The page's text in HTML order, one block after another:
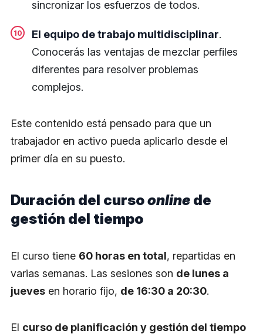
sincronizar los esfuerzos de todos.
El equipo de trabajo multidisciplinar.
Conocerás las ventajas de mezclar perfiles
diferentes para resolver problemas
complejos.
Este contenido está pensado para que un
trabajador en activo pueda aplicarlo desde el
primer día en su puesto.
Duración del cursoonline de
gestión del tiempo
El curso tiene 60 horas en total, repartidas en
varias semanas. Las sesiones son de lunes a
jueves en horario fijo, de 16:30 a 20:30.
El curso de planificación y gestión del tiempo